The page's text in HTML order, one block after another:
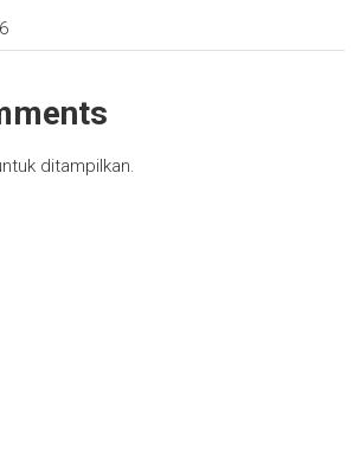
ditampilkan.